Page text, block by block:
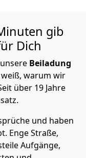
gib
Dich
Beiladung
warum wir
über 19 Jahre
und haben
Enge Straße,
Aufgänge,